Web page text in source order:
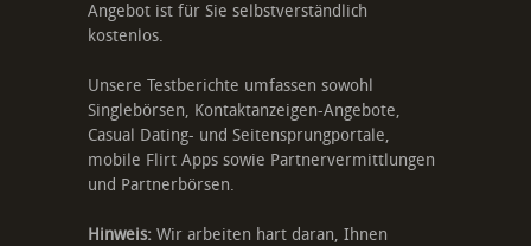
Angebot ist für Sie selbstverständlich
kostenlos.
Unsere Testberichte umfassen sowohl
Singlebörsen, Kontaktanzeigen-Angebote,
Casual Dating- und Seitensprungportale,
mobile Flirt Apps sowie Partnervermittlungen
und Partnerbörsen.
Hinweis: Wir arbeiten hart daran, Ihnen